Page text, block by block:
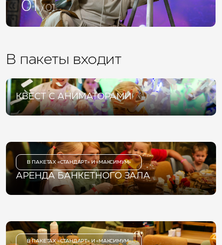
01 /01
В пакеты входит
КВЕСТ С АНИМАТОРАМИ
В ПАКЕТАХ «СТАНДАРТ» И «МАКСИМУМ»
АРЕНДА БАНКЕТНОГО ЗАЛА
В ПАКЕТАХ «СТАНДАРТ» И «МАКСИМУМ»